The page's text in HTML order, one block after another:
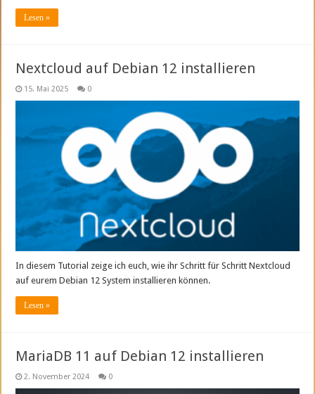
Lesen »
Nextcloud auf Debian 12 installieren
15. Mai 2025 0
In diesem Tutorial zeige ich euch, wie ihr Schritt für Schritt Nextcloud
auf eurem Debian 12 System installieren können.
Lesen »
MariaDB 11 auf Debian 12 installieren
2. November 2024 0